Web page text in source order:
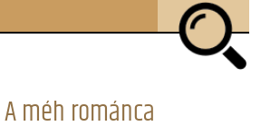
A méh románca